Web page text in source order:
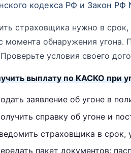
кодекса РФ и Закон РФ
страховщика нужно в
момента обнаружения угона.
условия своего
выплату по КАСКО при
заявление об угоне в
справку об угоне и
страховщика в срок,
пакет документов: